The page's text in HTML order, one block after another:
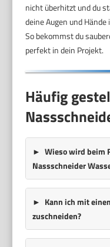
nicht überhitzt und du
deine Augen und
So bekommst du
perfekt in dein Projekt.
Häufig
Wieso wird beim
Nassschneider
Kann ich mit
zuschneiden?